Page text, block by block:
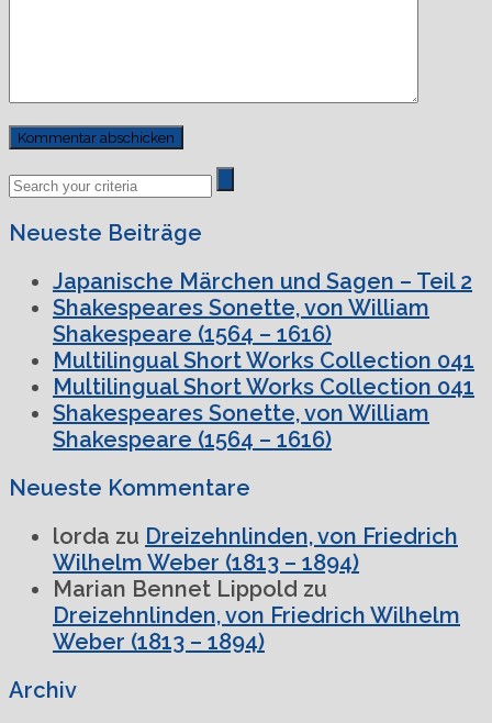
Previous
Post
Next
Post
Neueste Beiträge
Japanische Märchen und Sagen – Teil 2
Shakespeares Sonette, von William
Shakespeare (1564 – 1616)
Multilingual Short Works Collection 041
Multilingual Short Works Collection 041
Shakespeares Sonette, von William
Shakespeare (1564 – 1616)
Neueste Kommentare
lorda zu Dreizehnlinden, von Friedrich
Wilhelm Weber (1813 – 1894)
Marian Bennet Lippold zu
Dreizehnlinden, von Friedrich Wilhelm
Weber (1813 – 1894)
Archiv